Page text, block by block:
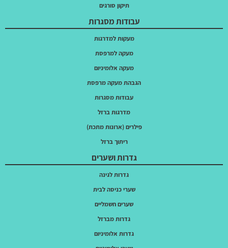
תיקון סורגים
עבודות מסגרות
מעקות למדרגות
מעקה למרפסת
מעקה אלומיניום
הגבהת מעקה מרפסת
עבודות מסגרות
מדרגות ברזל
פילרים (ארונות מתכת)
ריתוך ברזל
גדרות ושערים
גדרות לגינה
שערי כניסה לבית
שערים חשמליים
גדרות מברזל
גדרות אלומיניום